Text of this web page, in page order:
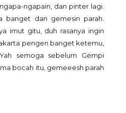
ngapain, dan pinter lagi.
banget dan gemesin parah.
imut gitu, duh rasanya ingin
pengen banget ketemu,
semoga sebelum Gempi
bocah itu, gemeeesh parah